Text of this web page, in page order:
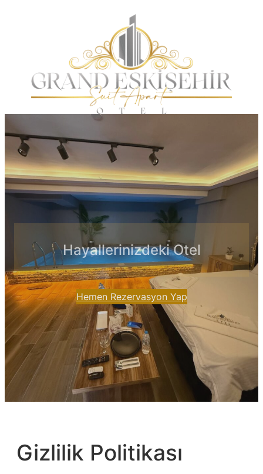
Hayallerinizdeki Otel
Hemen Rezervasyon Yap
Gizlilik Politikası